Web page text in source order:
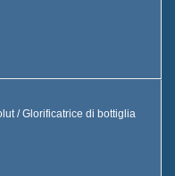
/ Glorificatrice di bottiglia